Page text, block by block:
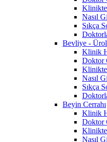
Nasıl
Sıkça
Bevliye -
Klinik
Doktor
Nasıl
Sıkça
Beyin Cerrahı
Klinik
Doktor
Nasıl